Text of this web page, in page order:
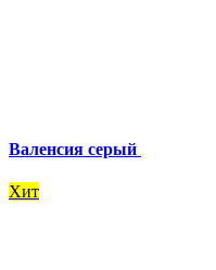
Валенсия серый
Хит